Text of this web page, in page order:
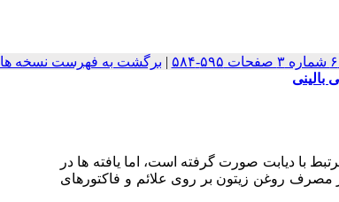
| برگشت به فهرست نسخه ها
بالینی
با دیابت صورت گرفته است، اما یافته ها در
مصرف روغن زیتون بر روی علائم و فاکتورهای